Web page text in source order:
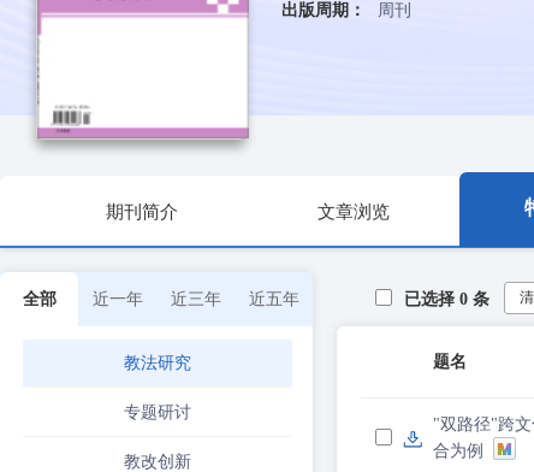
出版周期： 周刊
期刊简介 文章浏览
全部 近一年 近三年 近五年
教法研究
专题研讨
教改创新
已选择 0 条
题名
"双路径"跨
合为例